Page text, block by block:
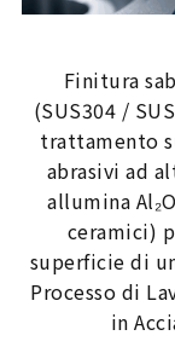
Finitura
(SUS304 /
trattamento
abrasivi ad
allumina
ceramici)
superficie di
Processo di
in